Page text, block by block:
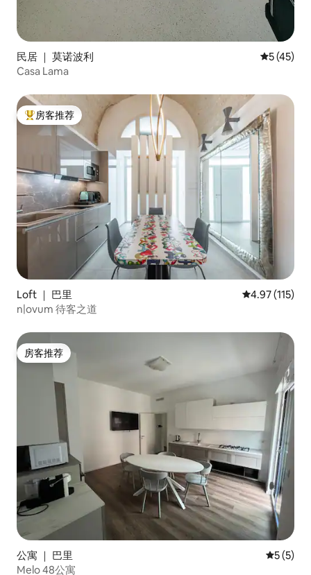
民居 ｜ 莫诺波利 平均评分
5 (45)
Casa Lama
热门「房客推荐」
房客推荐
Loft ｜ 巴里 平均评分 4.97
4.97 (115)
n|ovum 待客之道
房客推荐
房客推荐
公寓 ｜ 巴里 平均评分
5 (5)
Melo 48公寓